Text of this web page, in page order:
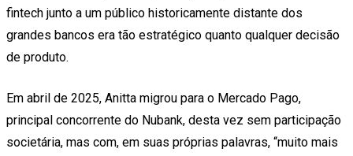
fintech junto a um público historicamente distante dos
grandes bancos era tão estratégico quanto qualquer decisão
de produto.
Em abril de 2025, Anitta migrou para o Mercado Pago,
principal concorrente do Nubank, desta vez sem participação
societária, mas com, em suas próprias palavras, “muito mais